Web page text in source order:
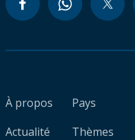
À propos
Actualité
Pays
Thèmes